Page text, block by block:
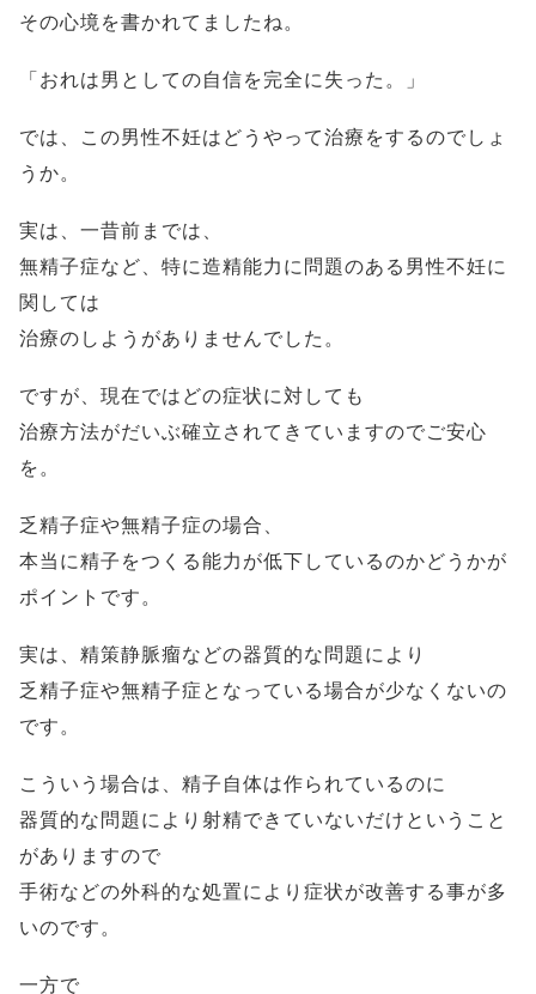
その心境を書かれてましたね。
「おれは男としての自信を完全に失った。」
では、この男性不妊はどうやって治療をするのでしょ
うか。
実は、一昔前までは、
無精子症など、特に造精能力に問題のある男性不妊に
関しては
治療のしようがありませんでした。
ですが、現在ではどの症状に対しても
治療方法がだいぶ確立されてきていますのでご安心
を。
乏精子症や無精子症の場合、
本当に精子をつくる能力が低下しているのかどうかが
ポイントです。
実は、精策静脈瘤などの器質的な問題により
乏精子症や無精子症となっている場合が少なくないの
です。
こういう場合は、精子自体は作られているのに
器質的な問題により射精できていないだけということ
がありますので
手術などの外科的な処置により症状が改善する事が多
いのです。
一方で